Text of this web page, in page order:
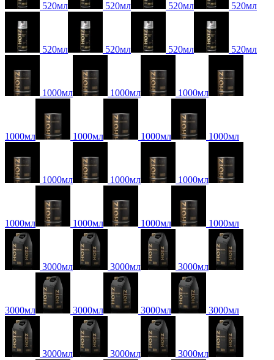
520мл 520мл 520мл 520мл
520мл 520мл 520мл 520мл
1000мл 1000мл 1000мл
1000мл 1000мл 1000мл 1000мл
1000мл 1000мл 1000мл
1000мл 1000мл 1000мл 1000мл
3000мл 3000мл 3000мл
3000мл 3000мл 3000мл 3000мл
3000мл 3000мл 3000мл